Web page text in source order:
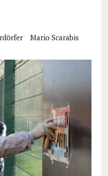
Mario Scarabis